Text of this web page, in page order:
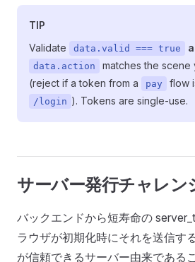
TIP
Validate
data.valid === true
data.action
matches the
(reject if a token from a
pay flow
/login ). Tokens are single-use.
サーバー発行チャレン
バックエンドから短寿命の
ラウザが初期化時にそれを送信す
が信頼できるサーバー由来である